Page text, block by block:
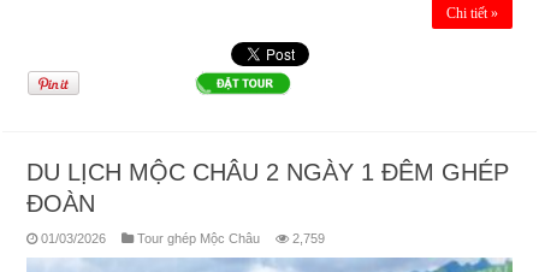
Chi tiết »
DU LỊCH MỘC CHÂU 2 NGÀY 1 ĐÊM GHÉP
ĐOÀN
01/03/2026 Tour ghép Mộc Châu 2,759